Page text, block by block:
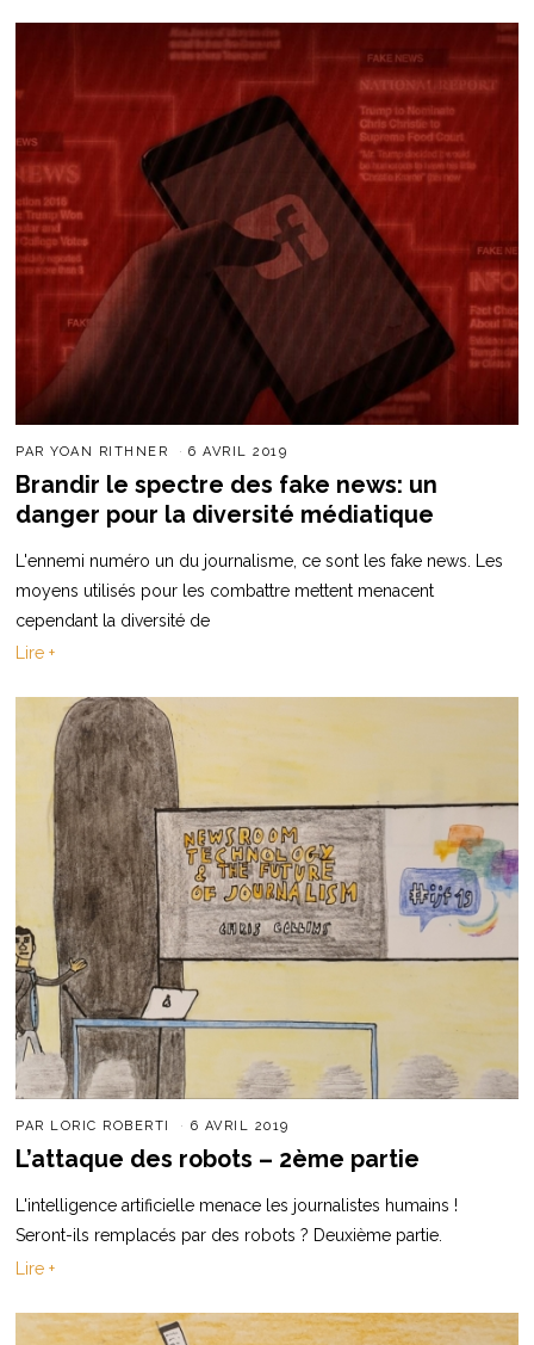
PARYOAN RITHNER 6 AVRIL 2019
Brandir le spectre des fake news: un
danger pour la diversité médiatique
L'ennemi numéro un du journalisme, ce sont les fake news. Les
moyens utilisés pour les combattre mettent menacent
cependant la diversité de
Lire +
PAR LORIC ROBERTI 6 AVRIL 2019
L’attaque des robots – 2ème partie
L'intelligence artificielle menace les journalistes humains !
Seront-ils remplacés par des robots ? Deuxième partie.
Lire +